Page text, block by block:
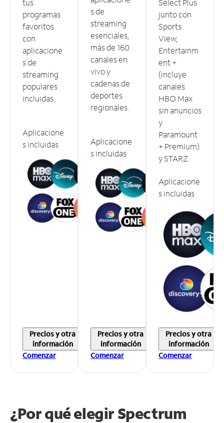
tus
programas
favoritos
con
aplicacione
s de
streaming
populares
incluidas.
Aplicacione
s incluidas
Precios y otra
información
Comenzar
s de
streaming
esenciales,
más de 160
canales en
vivo y
cadenas de
deportes
regionales.
Aplicacione
s incluidas
Precios y otra
información
Comenzar
Select Plus
junto con
Sports
View,
Entertainm
ent +
(incluye
canales
HBO Max
sin anuncios
y
Paramount
+ Premium)
y STARZ.
Aplicacione
s incluidas
Precios y otra
información
Comenzar
¿Por qué elegir Spectrum